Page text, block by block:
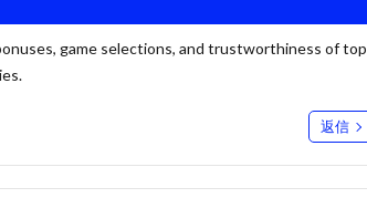
game selections, and trustworthiness of top
.
返信